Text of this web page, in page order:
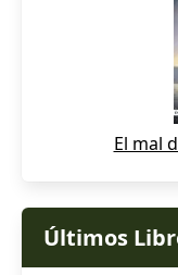
El mal
Últimos